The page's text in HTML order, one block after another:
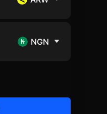
NGN